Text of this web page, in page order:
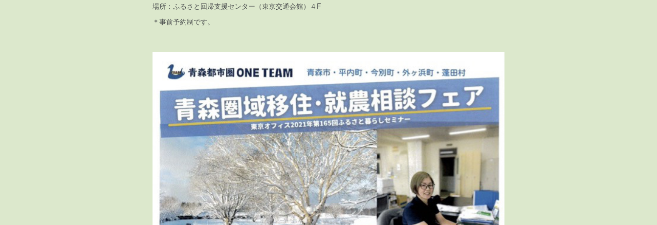
場所：ふるさと回帰支援センター（東京交通会館）４F
＊事前予約制です。